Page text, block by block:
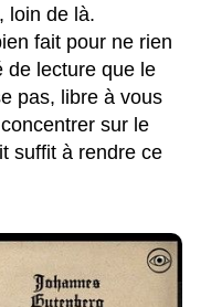
loin de là.
fait pour ne rien
de lecture que le
pas, libre à vous
sur le
suffit à rendre ce